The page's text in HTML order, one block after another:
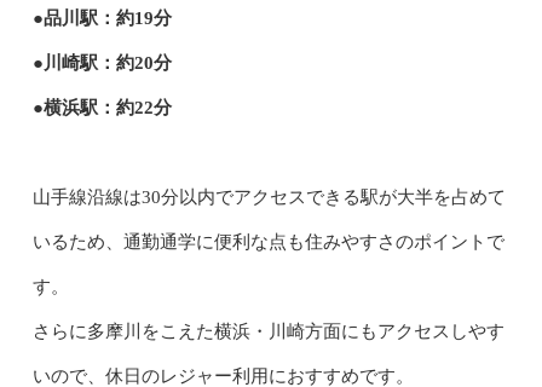
●品川駅：約19分
●川崎駅：約20分
●横浜駅：約22分
山手線沿線は30分以内でアクセスできる駅が大半を占めて
いるため、通勤通学に便利な点も住みやすさのポイントで
す。
さらに多摩川をこえた横浜・川崎方面にもアクセスしやす
いので、休日のレジャー利用におすすめです。